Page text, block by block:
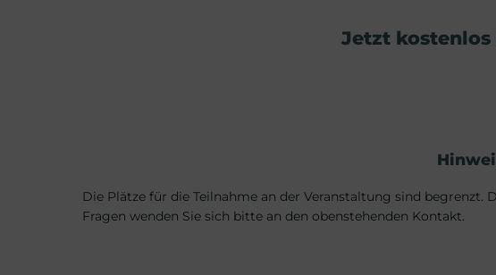
Jetzt
Die Plätze für die Teilnahme an der Veranstaltung sind
Fragen wenden Sie sich bitte an den obenstehenden Kontakt.